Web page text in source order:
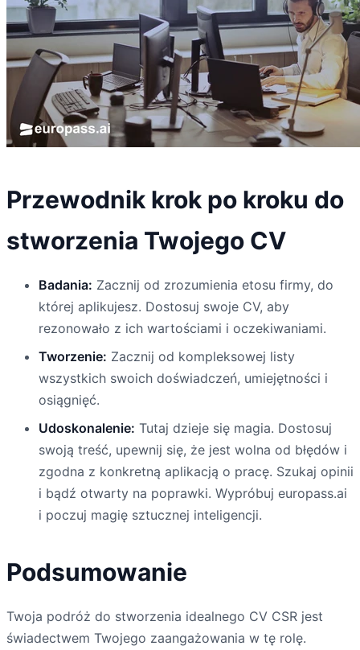
Przewodnik krok po kroku do
stworzenia Twojego CV
Badania: Zacznij od zrozumienia etosu firmy, do
której aplikujesz. Dostosuj swoje CV, aby
rezonowało z ich wartościami i oczekiwaniami.
Tworzenie: Zacznij od kompleksowej listy
wszystkich swoich doświadczeń, umiejętności i
osiągnięć.
Udoskonalenie: Tutaj dzieje się magia. Dostosuj
swoją treść, upewnij się, że jest wolna od błędów i
zgodna z konkretną aplikacją o pracę. Szukaj opinii
i bądź otwarty na poprawki. Wypróbuj europass.ai
i poczuj magię sztucznej inteligencji.
Podsumowanie
Twoja podróż do stworzenia idealnego CV CSR jest
świadectwem Twojego zaangażowania w tę rolę.